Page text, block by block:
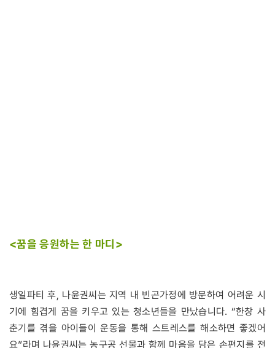
<꿈을 응원하는 한 마디>
생일파티 후, 나윤권씨는 지역 내 빈곤가정에 방문하여 어려운 시
기에 힘겹게 꿈을 키우고 있는 청소년들을 만났습니다. “한창 사
춘기를 겪을 아이들이 운동을 통해 스트레스를 해소하면 좋겠어
요”라며 나윤권씨는 농구공 선물과 함께 마음을 담은 손편지를 전